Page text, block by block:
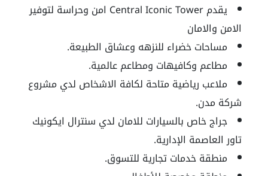
يقدم Central Iconic Tower امن وحراسة لتوفير
الامن والامان
مساحات خضراء للنزهه وعشاق الطبيعة.
مطاعم وكافيهات ومطاعم عالمية.
ملاعب رياضية متاحة لكافة الاشخاص لدي مشروع
شركة مدن.
جراج خاص بالسيارات للامان لدي سنترال ايكونيك
تاور العاصمة الإدارية.
منطقة خدمات تجارية للتسوق.